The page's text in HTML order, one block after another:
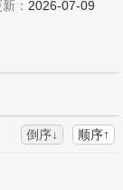
： 2026-07-09
倒序↓ 顺序↑